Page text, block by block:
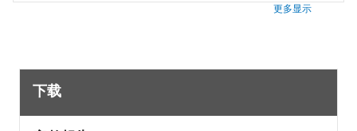
更多显示
下载